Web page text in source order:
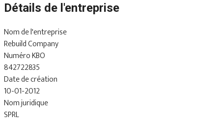
Détails de l'entreprise
Nom de l'entreprise
Rebuild Company
Numéro KBO
842722835
Date de création
10-01-2012
Nom juridique
SPRL